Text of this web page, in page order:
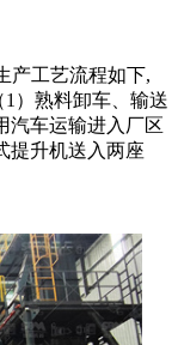
产工艺流程如下,
）熟料卸车、输送
汽车运输进入厂区
提升机送入两座